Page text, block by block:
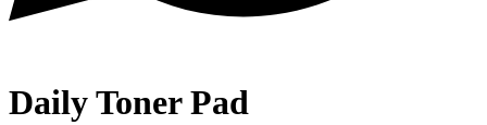
Daily Toner Pad